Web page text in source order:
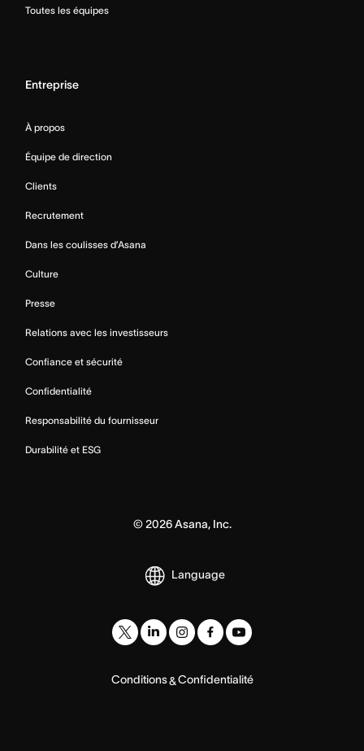
Toutes les équipes
Entreprise
À propos
Équipe de direction
Clients
Recrutement
Dans les coulisses d’Asana
Culture
Presse
Relations avec les investisseurs
Confiance et sécurité
Confidentialité
Responsabilité du fournisseur
Durabilité et ESG
© 2026Asana, Inc.
Language
Conditions&Confidentialité